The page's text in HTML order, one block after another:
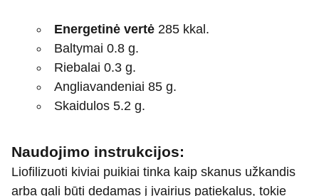
Energetinė vertė 285 kkal.
Baltymai 0.8 g.
Riebalai 0.3 g.
Angliavandeniai 85 g.
Skaidulos 5.2 g.
Naudojimo instrukcijos:
Liofilizuoti kiviai puikiai tinka kaip skanus užkandis
arba gali būti dedamas į įvairius patiekalus, tokie